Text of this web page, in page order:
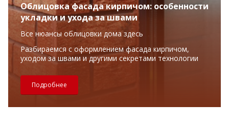
Облицовка фасада кирпичом: особенности
укладки и ухода за швами
Все нюансы облицовки дома здесь
Разбираемся с оформлением фасада кирпичом,
уходом за швами и другими секретами технологии
Подробнее